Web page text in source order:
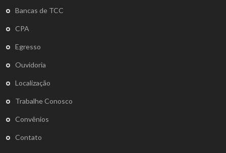
Bancas de TCC
CPA
Egresso
Ouvidoria
Localização
Trabalhe Conosco
Convênios
Contato